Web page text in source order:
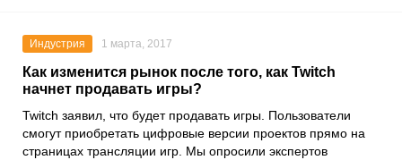
Индустрия 1 марта, 2017
Как изменится рынок после того, как Twitch
начнет продавать игры?
Twitch заявил, что будет продавать игры. Пользователи
смогут приобретать цифровые версии проектов прямо на
страницах трансляции игр. Мы опросили экспертов